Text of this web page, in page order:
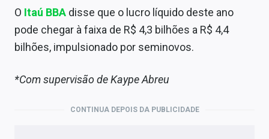
O Itaú BBA disse que o lucro líquido deste ano
pode chegar à faixa de R$ 4,3 bilhões a R$ 4,4
bilhões, impulsionado por seminovos.
*Com supervisão de KaypeAbreu
CONTINUA DEPOIS DA PUBLICIDADE